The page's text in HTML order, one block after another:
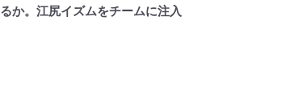
か。江尻イズムをチームに注入